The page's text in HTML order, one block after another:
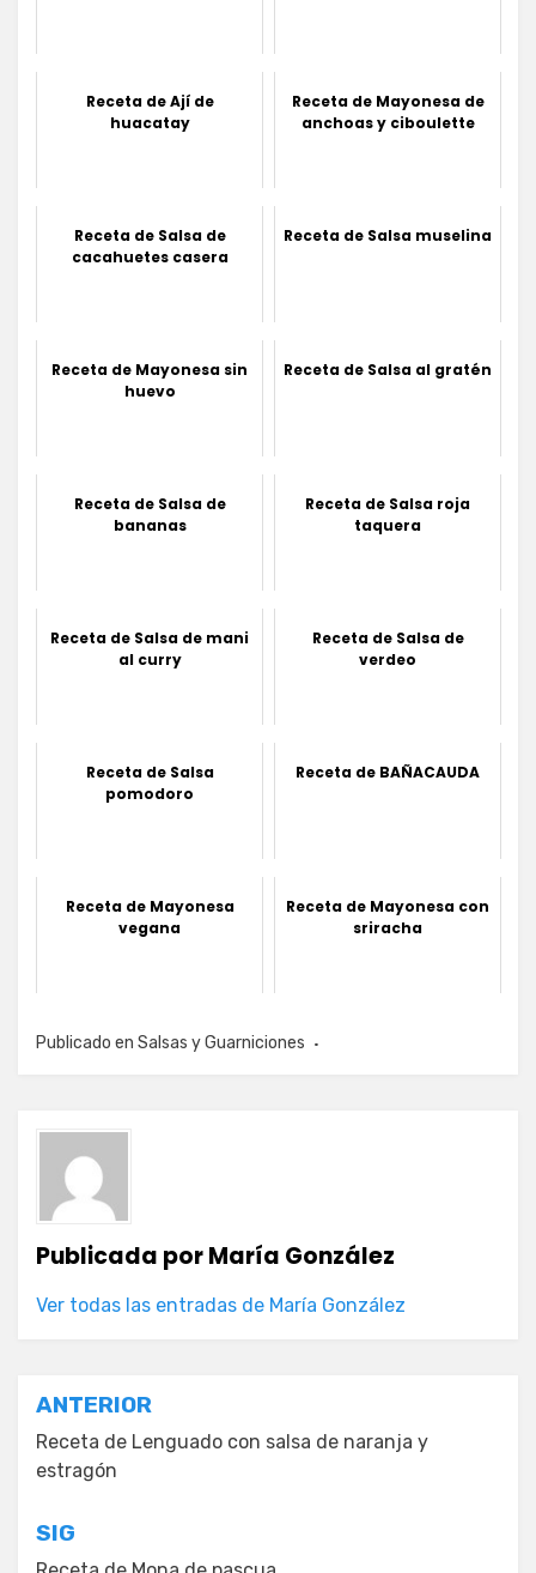
Receta de Ají de
huacatay
Receta de Mayonesa de
anchoas y ciboulette
Receta de Salsa de
cacahuetes casera
Receta de Salsa muselina
Receta de Mayonesa sin
huevo
Receta de Salsa al gratén
Receta de Salsa de
bananas
Receta de Salsa roja
taquera
Receta de Salsa de mani
al curry
Receta de Salsa de
verdeo
Receta de Salsa
pomodoro
Receta de BAÑACAUDA
Receta de Mayonesa
vegana
Receta de Mayonesa con
sriracha
Publicado en Salsas y Guarniciones
Publicada porMaría González
Ver todas las entradas de María González
Navegación
de
entradas
ANTERIOR
Receta de Lenguado con salsa de naranja y
estragón
SIG